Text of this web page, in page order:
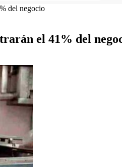
del negocio
el 41% del